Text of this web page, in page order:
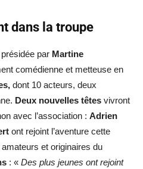
dans la troupe
par Martine
comédienne et metteuse en
dont 10 acteurs, deux
Deux nouvelles têtes vivront
avec l’association : Adrien
ont rejoint l’aventure cette
et originaires du
: « Des plus jeunes ont rejoint